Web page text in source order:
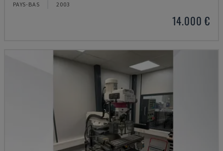
PAYS-BAS 2003
14.000 €